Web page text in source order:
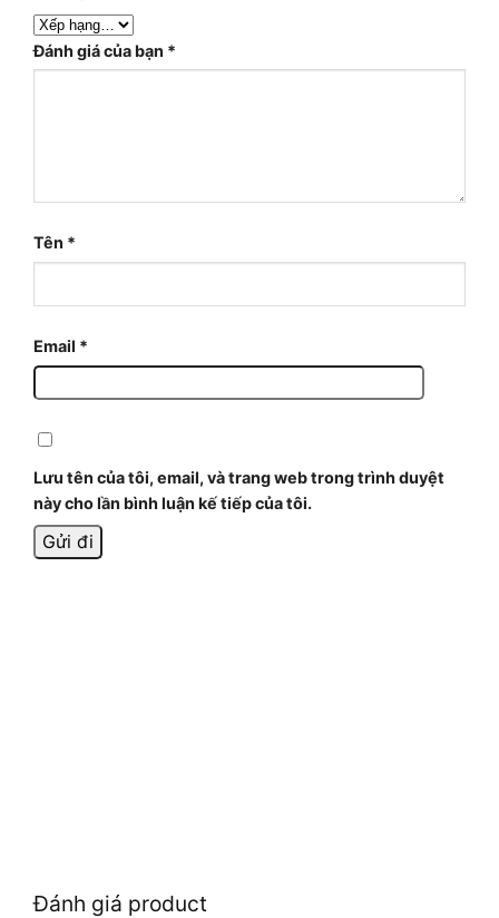
Đánh giá của bạn *
Tên *
Email *
Lưu tên của tôi, email, và trang web trong trình duyệt
này cho lần bình luận kế tiếp của tôi.
Đánh giá product